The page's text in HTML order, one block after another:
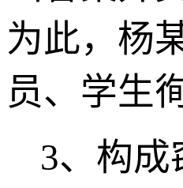
为此，杨
员、学生
3、构成